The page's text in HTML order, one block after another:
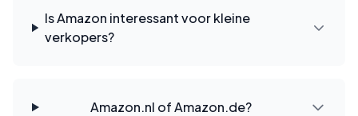
Is Amazon interessant voor kleine
verkopers?
Amazon.nl of Amazon.de?